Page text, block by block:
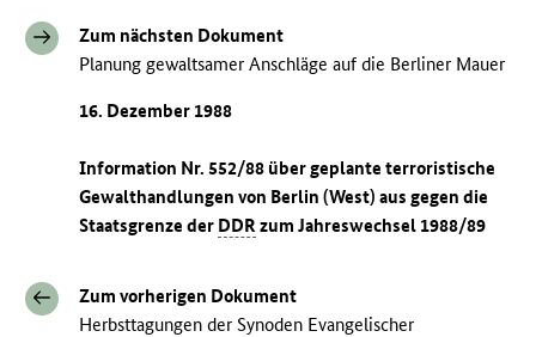
Zum nächsten Dokument
Planung gewaltsamer Anschläge auf die Berliner Mauer
16. Dezember 1988
Information Nr. 552/88 über geplante terroristische
Gewalthandlungen von Berlin (West) aus gegen die
Staatsgrenze der DDR zum Jahreswechsel 1988/89
Zum vorherigen Dokument
Herbsttagungen der Synoden Evangelischer